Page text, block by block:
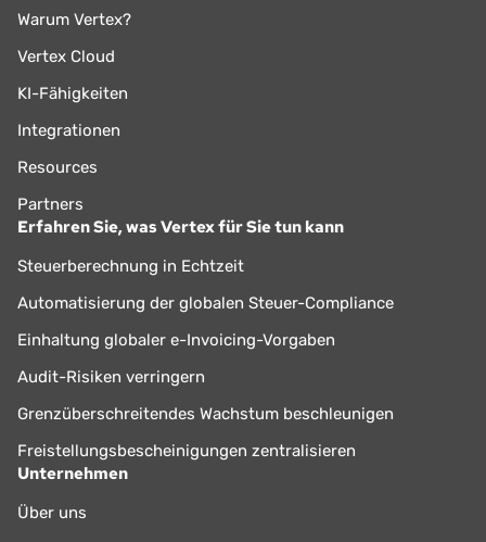
Warum Vertex?
Vertex Cloud
KI-Fähigkeiten
Integrationen
Resources
Partners
Erfahren Sie, was Vertex für Sie tun kann
Steuerberechnung in Echtzeit
Automatisierung der globalen Steuer-Compliance
Einhaltung globaler e-Invoicing-Vorgaben
Audit-Risiken verringern
Grenzüberschreitendes Wachstum beschleunigen
Freistellungsbescheinigungen zentralisieren
Unternehmen
Über uns